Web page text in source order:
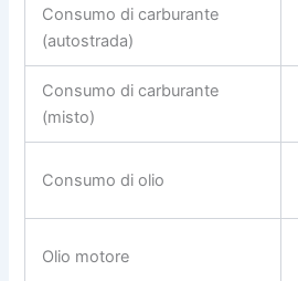
Consumo di carburante
(autostrada)
Consumo di carburante
(misto)
Consumo di olio
Olio motore